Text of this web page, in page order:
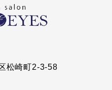
松崎町2-3-58